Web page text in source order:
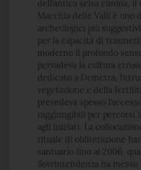
dell’antica selva cimina,
Macchia delle Valli è uno
archeologici più
per la capacità di
moderno il profondo
pervadeva la cultura
dedicato a Demetra,
vegetazione e della
prevedeva spesso
raggiungibili per percorsi
agli iniziati. La
rituale di obliterazione
santuario fino al 2006,
Sovrintendenza ha